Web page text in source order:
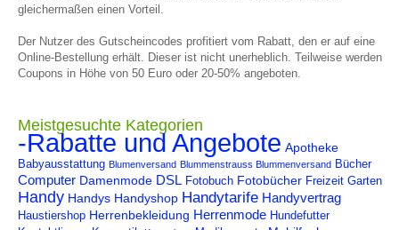
gleichermaßen einen Vorteil.
Der Nutzer des Gutscheincodes profitiert vom Rabatt, den er auf eine
Online-Bestellung erhält. Dieser ist nicht unerheblich. Teilweise werden
Coupons in Höhe von 50 Euro oder 20-50% angeboten.
Meistgesuchte Kategorien
-Rabatte und Angebote Apotheke
Babyausstattung Blumenversand Blummenstrauss Blummenversand Bücher
Computer Damenmode DSL Fotobuch Fotobücher Freizeit Garten
Handy Handys Handyshop Handytarife Handyvertrag
Haustiershop Herrenbekleidung Herrenmode Hundefutter